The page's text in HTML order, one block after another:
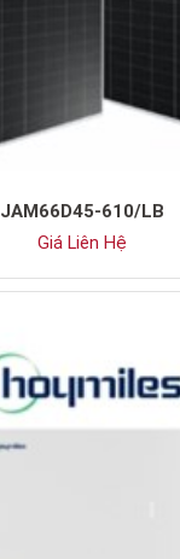
JAM66D45-610/LB
Giá Liên Hệ